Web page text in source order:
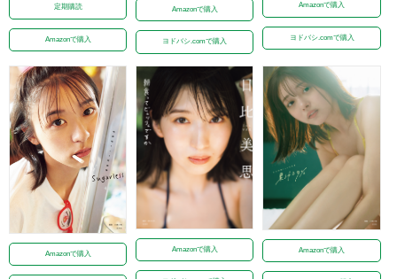
定期購読
Amazonで購入
Amazonで購入
ヨドバシ.comで購入
Amazonで購入
ヨドバシ.comで購入
Amazonで購入
Amazonで購入 Amazonで購入